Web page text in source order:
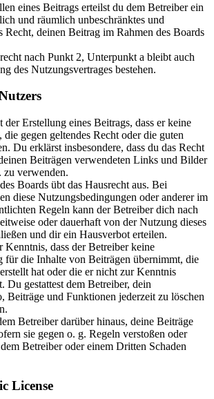
eines Beitrags erteilst du dem Betreiber ein
und räumlich unbeschränktes und
Recht, deinen Beitrag im Rahmen des Boards
nach Punkt 2, Unterpunkt a bleibt auch
des Nutzungsvertrages bestehen.
der Erstellung eines Beitrags, dass er keine
die gegen geltendes Recht oder die guten
Du erklärst insbesondere, dass du das Recht
Beiträgen verwendeten Links und Bilder
zu verwenden.
Boards übt das Hausrecht aus. Bei
diese Nutzungsbedingungen oder anderer im
Regeln kann der Betreiber dich nach
oder dauerhaft von der Nutzung dieses
und dir ein Hausverbot erteilen.
Kenntnis, dass der Betreiber keine
für die Inhalte von Beiträgen übernimmt, die
hat oder die er nicht zur Kenntnis
Du gestattest dem Betreiber, dein
Beiträge und Funktionen jederzeit zu löschen
Betreiber darüber hinaus, deine Beiträge
sie gegen o. g. Regeln verstoßen oder
Betreiber oder einem Dritten Schaden
License